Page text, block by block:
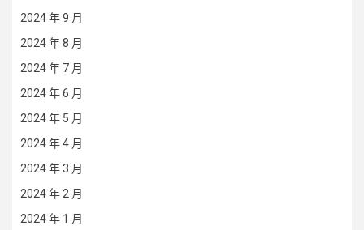
2024 年 9 月
2024 年 8 月
2024 年 7 月
2024 年 6 月
2024 年 5 月
2024 年 4 月
2024 年 3 月
2024 年 2 月
2024 年 1 月